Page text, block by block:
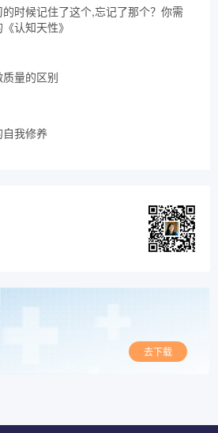
时候记住了这个,忘记了那个？你需
认知天性》
量的区别
我修养
去下载